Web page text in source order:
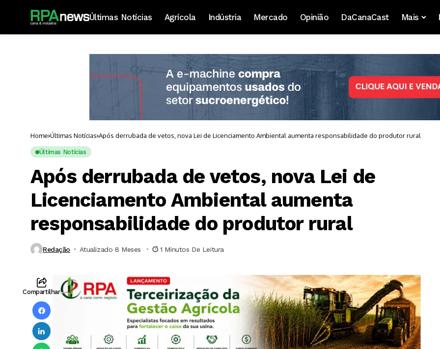
Últimas Notícias Agrícola Indústria Mercado Opinião DaCanaCast Mais
Home Últimas Notícias Após derrubada de vetos, nova Lei de Licenciamento Ambiental aumenta responsabilidade do produtor rural
Últimas Notícias
Após derrubada de vetos, nova Lei de
Licenciamento Ambiental aumenta
responsabilidade do produtor rural
Redação Atualizado 8 Meses ⁮ 1 Minutos De Leitura
Compartilhar